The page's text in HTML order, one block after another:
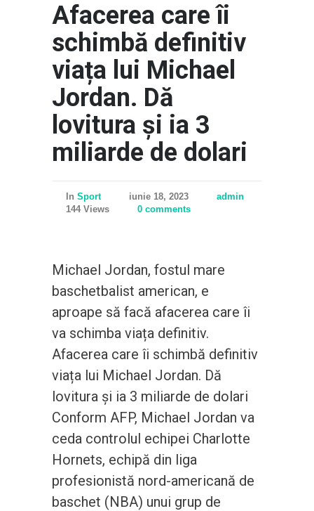
Afacerea care îi
schimbă definitiv
viața lui Michael
Jordan. Dă
lovitura și ia 3
miliarde de dolari
In Sport iunie 18, 2023
admin
144 Views
0 comments
Michael Jordan, fostul mare
baschetbalist american, e
aproape să facă afacerea care îi
va schimba viața definitiv.
Afacerea care îi schimbă definitiv
viața lui Michael Jordan. Dă
lovitura și ia 3 miliarde de dolari
Conform AFP, Michael Jordan va
ceda controlul echipei Charlotte
Hornets, echipă din liga
profesionistă nord-americană de
baschet (NBA) unui grup de